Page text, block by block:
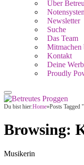
Über
Newsletter
Suche
Das Team
Mitmachen
Kontakt
Deine
Proudly
Du bist hier:Home»Posts
Browsing:
Musikerin